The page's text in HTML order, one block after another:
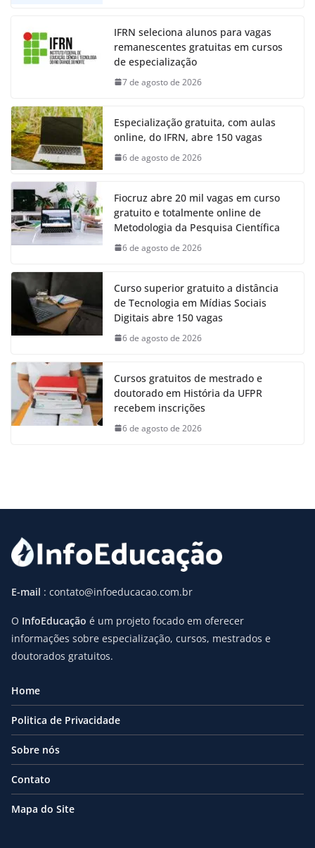
IFRN seleciona alunos para vagas
remanescentes gratuitas em cursos
de especialização
7 de agosto de 2026
Especialização gratuita, com aulas
online, do IFRN, abre 150 vagas
6 de agosto de 2026
Fiocruz abre 20 mil vagas em curso
gratuito e totalmente online de
Metodologia da Pesquisa Científica
6 de agosto de 2026
Curso superior gratuito a distância
de Tecnologia em Mídias Sociais
Digitais abre 150 vagas
6 de agosto de 2026
Cursos gratuitos de mestrado e
doutorado em História da UFPR
recebem inscrições
6 de agosto de 2026
E-mail : contato@infoeducacao.com.br
O InfoEducação é um projeto focado em oferecer
informações sobre especialização, cursos, mestrados e
doutorados gratuitos.
Home
Politica de Privacidade
Sobre nós
Contato
Mapa do Site